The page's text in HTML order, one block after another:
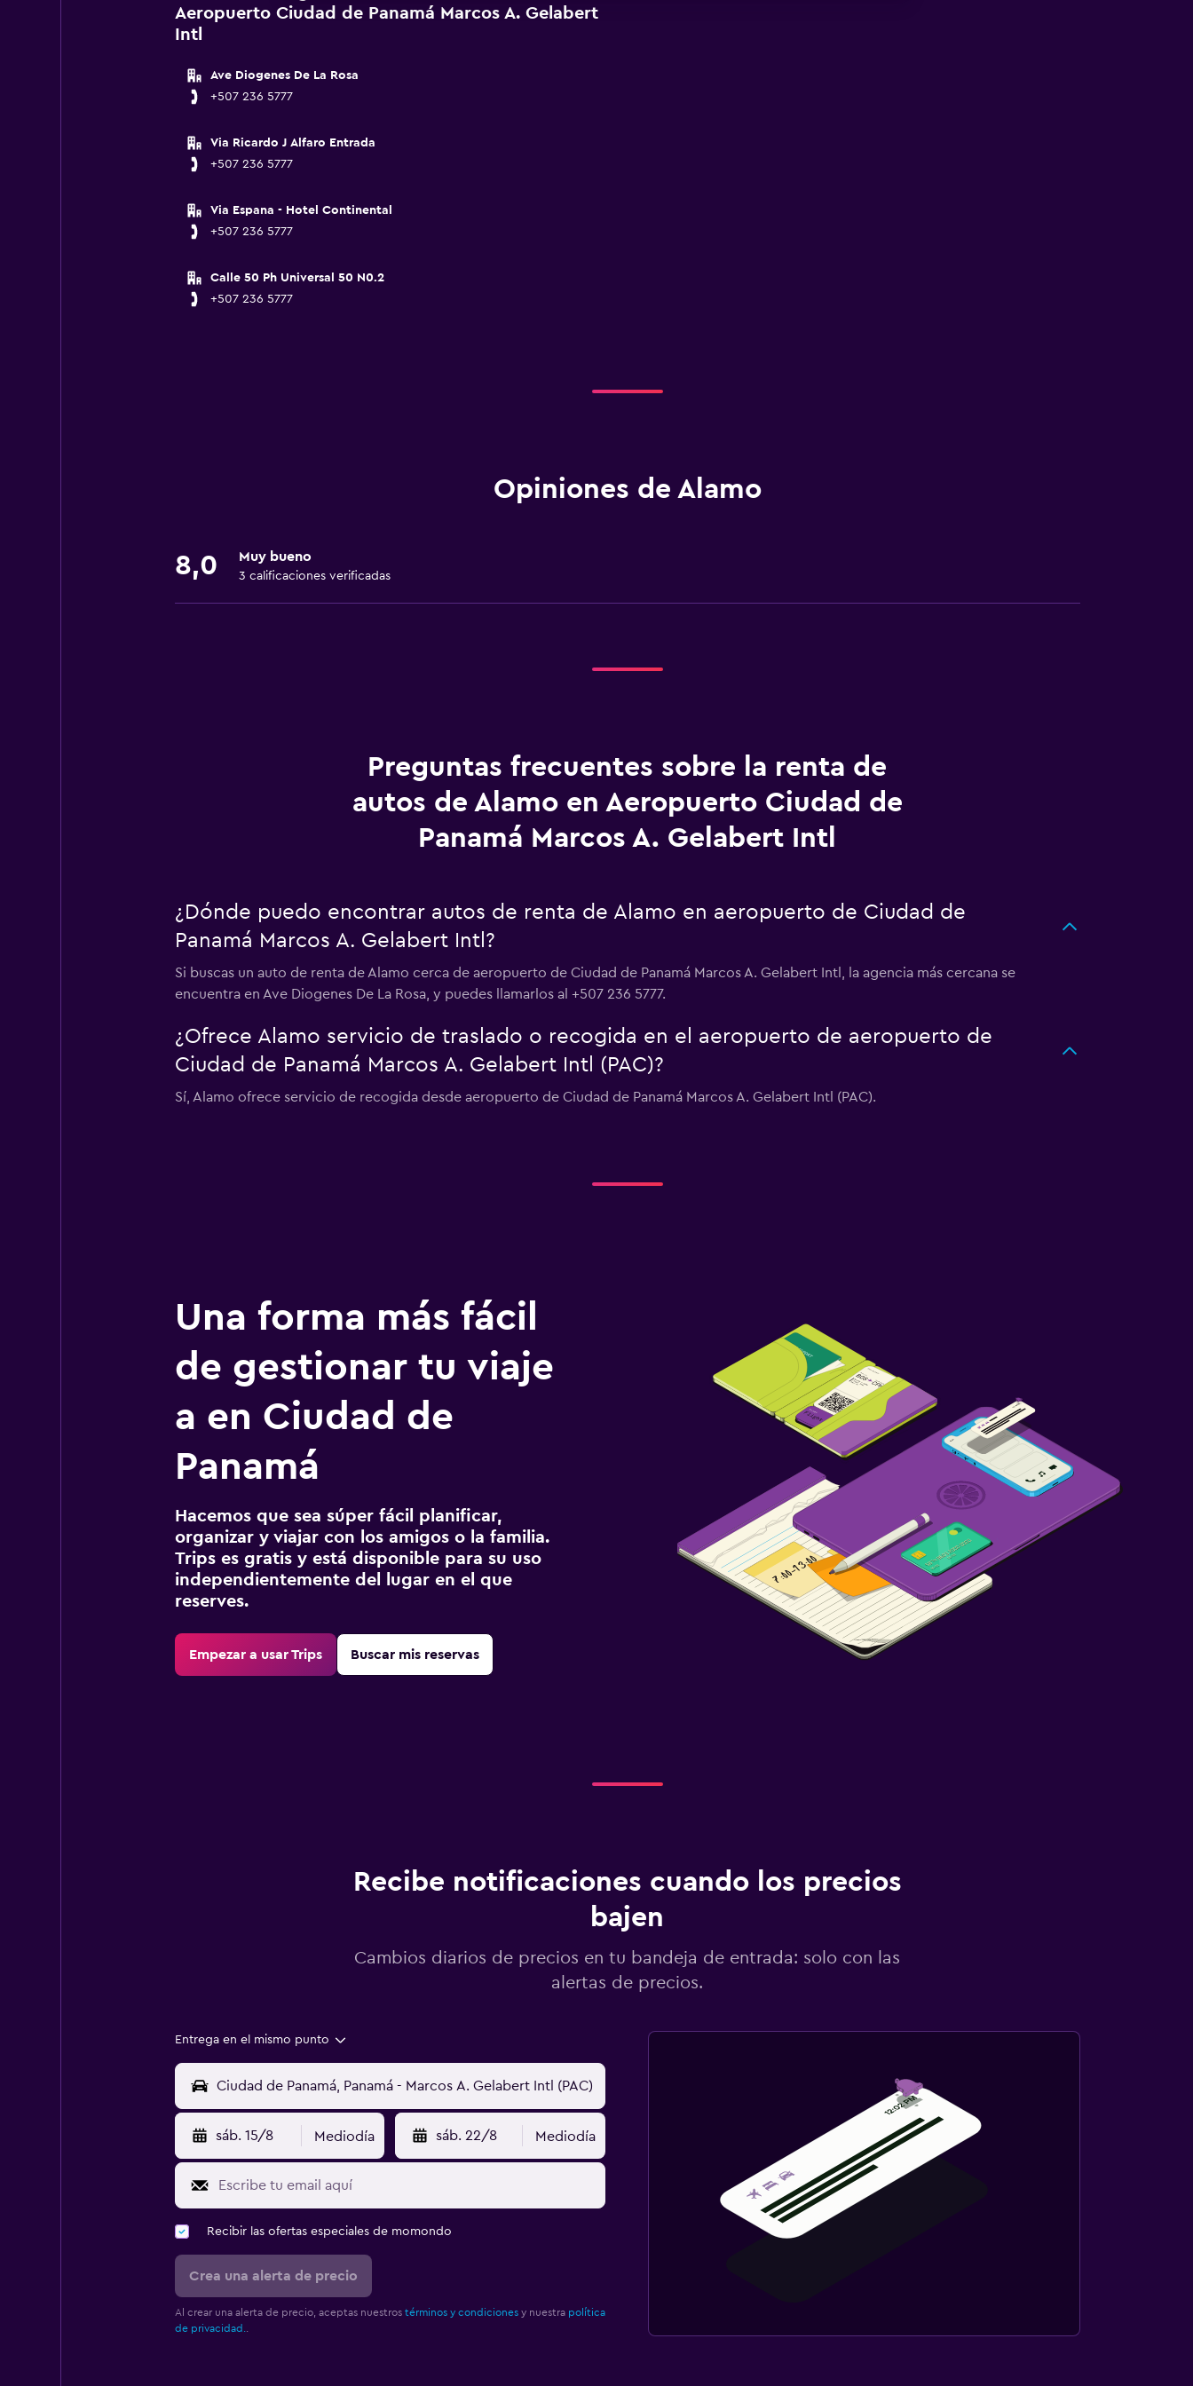
Aeropuerto Ciudad de Panamá Marcos A. Gelabert
Intl
Ave Diogenes De La Rosa
+507 236 5777
Via Ricardo J Alfaro Entrada
+507 236 5777
Via Espana - Hotel Continental
+507 236 5777
Calle 50 Ph Universal 50 N0.2
+507 236 5777
Opiniones de Alamo
8,0 Muy bueno
3 calificaciones verificadas
Preguntas frecuentes sobre la renta de
autos de Alamo en Aeropuerto Ciudad de
Panamá Marcos A. Gelabert Intl
¿Dónde puedo encontrar autos de renta de Alamo en aeropuerto de Ciudad de
Panamá Marcos A. Gelabert Intl?
Si buscas un auto de renta de Alamo cerca de aeropuerto de Ciudad de Panamá Marcos A. Gelabert Intl, la agencia más cercana se
encuentra en Ave Diogenes De La Rosa, y puedes llamarlos al +507 236 5777.
¿Ofrece Alamo servicio de traslado o recogida en el aeropuerto de aeropuerto de
Ciudad de Panamá Marcos A. Gelabert Intl (PAC)?
Sí, Alamo ofrece servicio de recogida desde aeropuerto de Ciudad de Panamá Marcos A. Gelabert Intl (PAC).
Una forma más fácil
de gestionar tu viaje
a en Ciudad de
Panamá
Hacemos que sea súper fácil planificar,
organizar y viajar con los amigos o la familia.
Trips es gratis y está disponible para su uso
independientemente del lugar en el que
reserves.
Empezar a usar Trips Buscar mis reservas
Recibe notificaciones cuando los precios
bajen
Cambios diarios de precios en tu bandeja de entrada: solo con las
alertas de precios.
Entrega en el mismo punto
sáb. 15/8 Mediodía sáb. 22/8 Mediodía
Recibir las ofertas especiales de momondo
Crea una alerta de precio
Al crear una alerta de precio, aceptas nuestros términos y condicionesy nuestra política
de privacidad.